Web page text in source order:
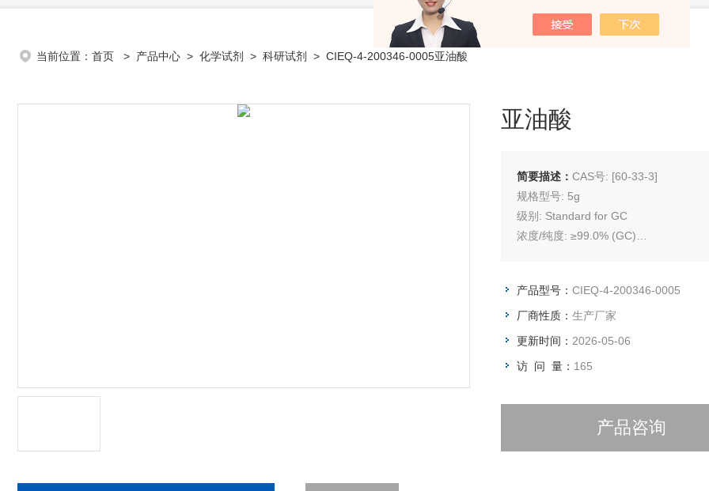
当前位置： 首页 > 产品中心 > 化学试剂 > 科研试剂 > CIEQ-4-200346-0005亚油酸
亚油酸
简要描述： CAS号: [60-33-3]
规格型号: 5g
级别: Standard for GC
浓度/纯度: ≥99.0% (GC)
产品型号： CIEQ-4-200346-0005
厂商性质： 生产厂家
更新时间： 2026-05-06
访 问 量： 165
产品咨询